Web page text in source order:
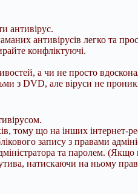
антивірус.
антивірусів легко та
конфліктуючі.
а чи не просто
з DVD, але віруси не
тому що на інших інтернет-
запису з правами
та паролем.
натискаючи на ньому